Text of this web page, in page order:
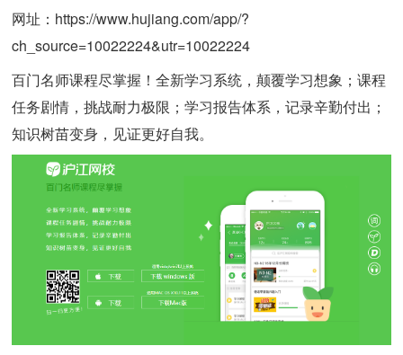
网址：https://www.hujiang.com/app/?
ch_source=10022224&utr=10022224
百门名师课程尽掌握！全新学习系统，颠覆学习想象；课程
任务剧情，挑战耐力极限；学习报告体系，记录辛勤付出；
知识树苗变身，见证更好自我。